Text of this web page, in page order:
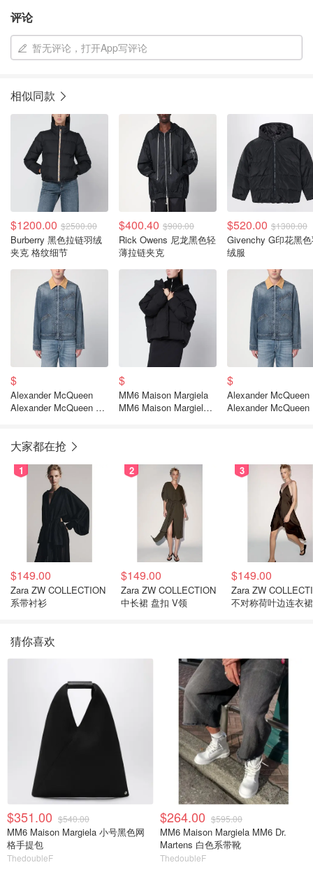
评论
暂无评论，打开App写评论
相似同款
$1200.00 $2500.00
Burberry 黑色拉链羽绒
夹克 格纹细节
$400.40 $900.00
Rick Owens 尼龙黑色轻
薄拉链夹克
$520.00 $1300.00
Givenchy G印花黑
绒服
$
Alexander McQueen
Alexander McQueen 麂
$
MM6 Maison Margiela
MM6 Maison Margiela
$
Alexander McQueen
Alexander McQueen
大家都在抢
1
$149.00
Zara ZW COLLECTION
系带衬衫
2
$149.00
Zara ZW COLLECTION
中长裙 盘扣 V领
3
$149.00
Zara ZW
不对称荷叶边连衣裙
猜你喜欢
$351.00 $540.00
MM6 Maison Margiela 小号黑色网
格手提包
ThedoubleF
$264.00 $595.00
MM6 Maison Margiela MM6 Dr.
Martens 白色系带靴
ThedoubleF